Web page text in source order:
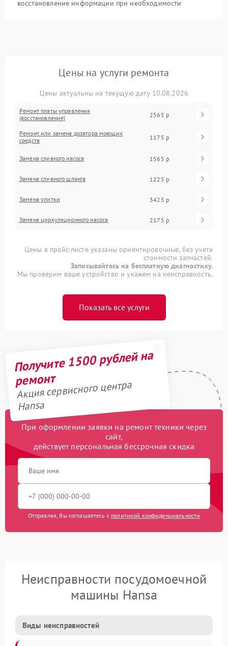
восстановление информации при необходимости
Цены на услуги ремонта
Цены актуальны на текущую дату 10.08.2026
Ремонт платы управления
(восстановление)
2565 р
Ремонт или замена дозатора моющих
средств
1175 р
Замена сливного насоса 1565 р
Замена сливного шланга 1225 р
Замена улитки 3425 р
Замена циркуляционного насоса 2175 р
Цены в прайс-листе указаны ориентировочные, без учета
стоимости запчастей.
Записывайтесь на бесплатную диагностику.
Мы проверим ваше устройство и укажем на неисправность.
Показать все услуги
Получите 1500 рублей на
ремонт
Акция сервисного центра
Hansa
При оформлении заявки на ремонт техники через
сайт,
действует персональная бессрочная скидка
Отправляя, Вы соглашаетесь с политикой конфиденциальности
Неисправности посудомоечной
машины Hansa
Виды неисправностей